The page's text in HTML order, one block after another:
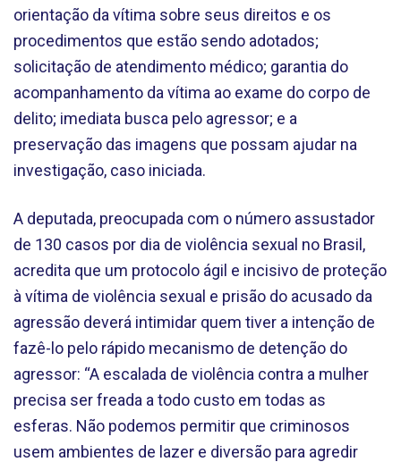
orientação da vítima sobre seus direitos e os
procedimentos que estão sendo adotados;
solicitação de atendimento médico; garantia do
acompanhamento da vítima ao exame do corpo de
delito; imediata busca pelo agressor; e a
preservação das imagens que possam ajudar na
investigação, caso iniciada.
A deputada, preocupada com o número assustador
de 130 casos por dia de violência sexual no Brasil,
acredita que um protocolo ágil e incisivo de proteção
à vítima de violência sexual e prisão do acusado da
agressão deverá intimidar quem tiver a intenção de
fazê-lo pelo rápido mecanismo de detenção do
agressor: “A escalada de violência contra a mulher
precisa ser freada a todo custo em todas as
esferas. Não podemos permitir que criminosos
usem ambientes de lazer e diversão para agredir